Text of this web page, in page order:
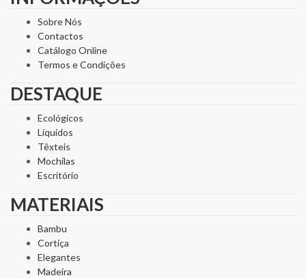
Sobre Nós
Contactos
Catálogo Online
Termos e Condições
DESTAQUE
Ecológicos
Líquidos
Têxteis
Mochilas
Escritório
MATERIAIS
Bambu
Cortiça
Elegantes
Madeira